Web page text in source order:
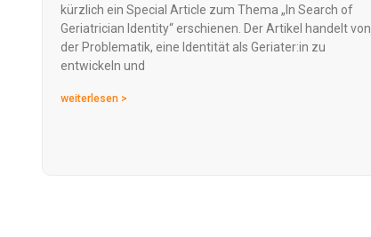
kürzlich ein Special Article zum Thema „In Search of
Geriatrician Identity“ erschienen. Der Artikel handelt von
der Problematik, eine Identität als Geriater:in zu
entwickeln und
weiterlesen >